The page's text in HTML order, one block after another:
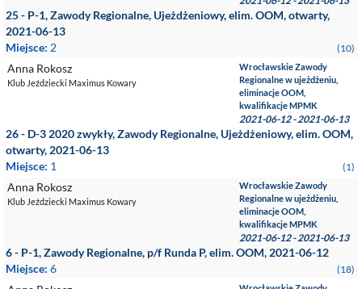
25 - P-1, Zawody Regionalne, Ujeżdżeniowy, elim. OOM, otwarty,
2021-06-13
Miejsce: 2 (10)
Anna Rokosz
Klub Jeździecki Maximus Kowary
Wrocławskie Zawody
Regionalne w ujeżdżeniu,
eliminacje OOM,
kwalifikacje MPMK
2021-06-12 - 2021-06-13
26 - D-3 2020 zwykły, Zawody Regionalne, Ujeżdżeniowy, elim. OOM,
otwarty, 2021-06-13
Miejsce: 1 (1)
Anna Rokosz
Klub Jeździecki Maximus Kowary
Wrocławskie Zawody
Regionalne w ujeżdżeniu,
eliminacje OOM,
kwalifikacje MPMK
2021-06-12 - 2021-06-13
6 - P-1, Zawody Regionalne, p/f Runda P, elim. OOM, 2021-06-12
Miejsce: 6 (18)